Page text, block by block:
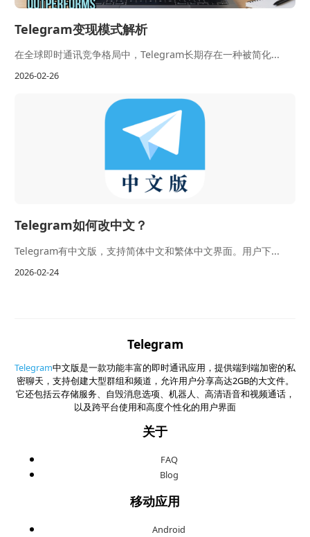
Telegram变现模式解析
在全球即时通讯竞争格局中，Telegram长期存在一种被简化...
2026-02-26
Telegram如何改中文？
Telegram有中文版，支持简体中文和繁体中文界面。用户下...
2026-02-24
Telegram
Telegram中文版是一款功能丰富的即时通讯应用，提供端到端加密的私
密聊天，支持创建大型群组和频道，允许用户分享高达2GB的大文件。
它还包括云存储服务、自毁消息选项、机器人、高清语音和视频通话，
以及跨平台使用和高度个性化的用户界面
关于
FAQ
Blog
移动应用
Android